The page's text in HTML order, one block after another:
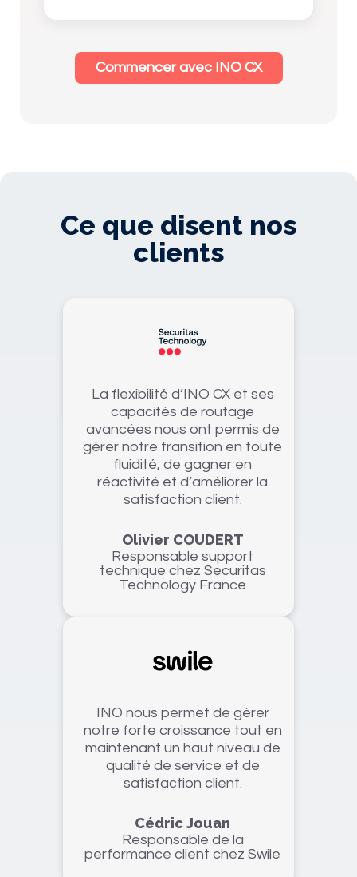
Commencer avec INO CX
Ce que disent nos
clients
La flexibilité d’INO CX et ses
capacités de routage
avancées nous ont permis de
gérer notre transition en toute
fluidité, de gagner en
réactivité et d’améliorer la
satisfaction client.
Olivier COUDERT
Responsable support
technique chez Securitas
Technology France
INO nous permet de gérer
notre forte croissance tout en
maintenant un haut niveau de
qualité de service et de
satisfaction client.
Cédric Jouan
Responsable de la
performance client chez Swile